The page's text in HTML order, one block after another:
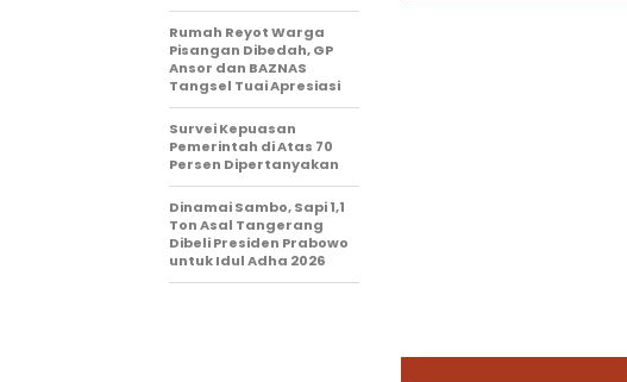
Rumah Reyot Warga
Pisangan Dibedah, GP
Ansor dan BAZNAS
Tangsel Tuai Apresiasi
Survei Kepuasan
Pemerintah di Atas 70
Persen Dipertanyakan
Dinamai Sambo, Sapi 1,1
Ton Asal Tangerang
Dibeli Presiden Prabowo
untuk Idul Adha 2026